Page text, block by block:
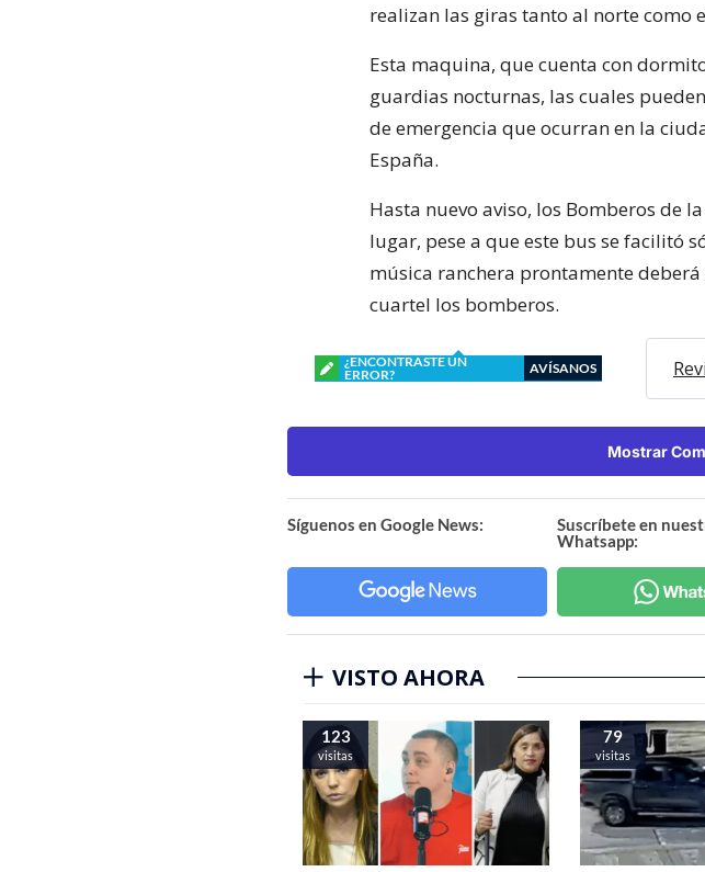
realizan las giras tanto al norte como
Esta maquina, que cuenta con
guardias nocturnas, las cuales
de emergencia que ocurran en la
España.
Hasta nuevo aviso, los Bomberos de
lugar, pese a que este bus se facilitó
música ranchera prontamente
cuartel los bomberos.
¿ENCONTRASTE UN
ERROR?
AVÍSANOS
Mostrar
Síguenos en Google News:
Suscríbete en
Whatsapp:
VISTO AHORA
123
visitas
79
visitas